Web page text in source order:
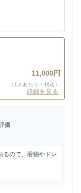
11,000円
（1人あたり・税込）
詳細を見る
価
るので、着物やドレ